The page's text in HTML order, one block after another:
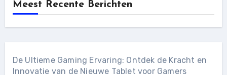
Meest Recente Berichten
De Ultieme Gaming Ervaring: Ontdek de Kracht en
Innovatie van de Nieuwe Tablet voor Gamers